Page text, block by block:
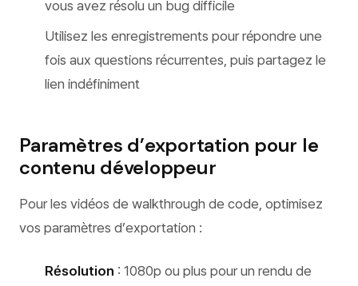
vous avez résolu un bug difficile
Utilisez les enregistrements pour répondre une
fois aux questions récurrentes, puis partagez le
lien indéfiniment
Paramètres d’exportation pour le
contenu développeur
Pour les vidéos de walkthrough de code, optimisez
vos paramètres d’exportation :
Résolution : 1080p ou plus pour un rendu de